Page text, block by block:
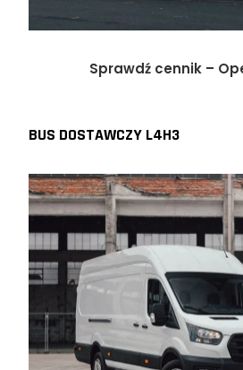
Sprawdź cennik –
BUS DOSTAWCZY L4H3